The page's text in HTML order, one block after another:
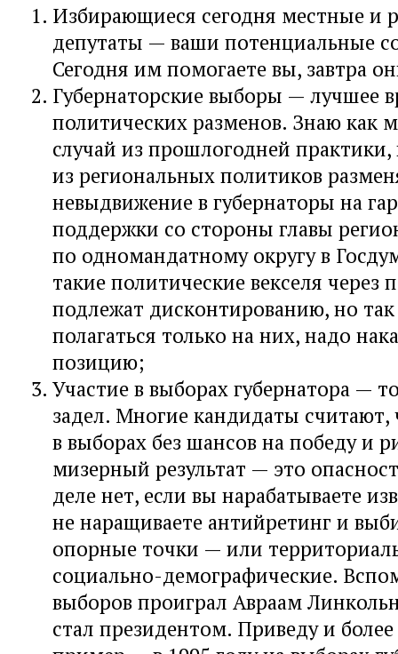
Избирающиеся сегодня местные и
депутаты — ваши потенциальные
Сегодня им помогаете вы, завтра
Губернаторские выборы — лучшее
политических разменов. Знаю как
случай из прошлогодней практики,
из региональных политиков
невыдвижение в губернаторы на
поддержки со стороны главы
по одномандатному округу в
такие политические векселя через
подлежат дисконтированию, но
полагаться только на них, надо
позицию;
Участие в выборах губернатора —
задел. Многие кандидаты считают,
в выборах без шансов на победу и
мизерный результат — это
деле нет, если вы нарабатываете
не наращиваете антийретинг и
опорные точки — или
социально-демографические.
выборов проиграл Авраам
стал президентом. Приведу и